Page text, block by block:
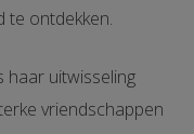
te ontdekken.
haar uitwisseling
vriendschappen